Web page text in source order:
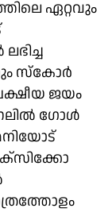
ഏറ്റവും
സ്കോര്‍
ജയം
ഗോള്‍